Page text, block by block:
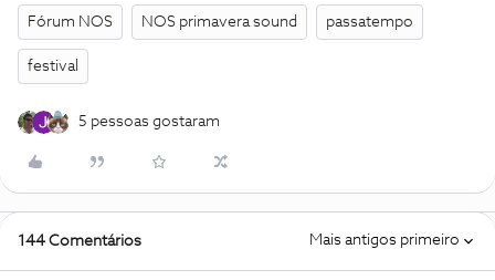
Fórum NOS NOS primavera sound passatempo
festival
5 pessoas gostaram
144 Comentários Mais antigos primeiro